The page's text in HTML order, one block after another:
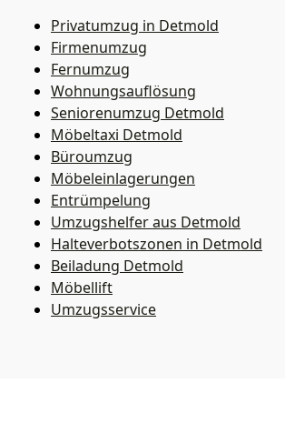
Privatumzug in Detmold
Firmenumzug
Fernumzug
Wohnungsauflösung
Seniorenumzug Detmold
Möbeltaxi Detmold
Büroumzug
Möbeleinlagerungen
Entrümpelung
Umzugshelfer aus Detmold
Halteverbotszonen in Detmold
Beiladung Detmold
Möbellift
Umzugsservice